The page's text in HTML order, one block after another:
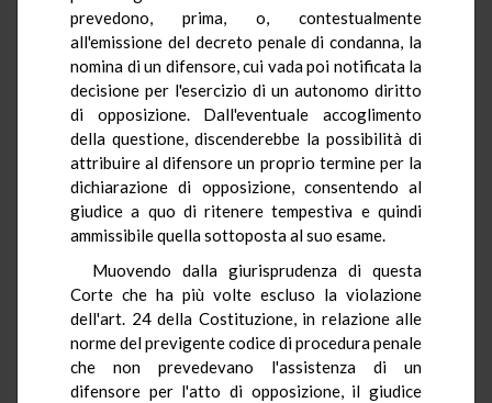
prevedono, prima, o, contestualmente
all'emissione del decreto penale di condanna, la
nomina di un difensore, cui vada poi notificata la
decisione per l'esercizio di un autonomo diritto
di opposizione. Dall'eventuale accoglimento
della questione, discenderebbe la possibilità di
attribuire al difensore un proprio termine per la
dichiarazione di opposizione, consentendo al
giudice a quo di ritenere tempestiva e quindi
ammissibile quella sottoposta al suo esame.
Muovendo dalla giurisprudenza di questa
Corte che ha più volte escluso la violazione
dell'art. 24 della Costituzione, in relazione alle
norme del previgente codice di procedura penale
che non prevedevano l'assistenza di un
difensore per l'atto di opposizione, il giudice